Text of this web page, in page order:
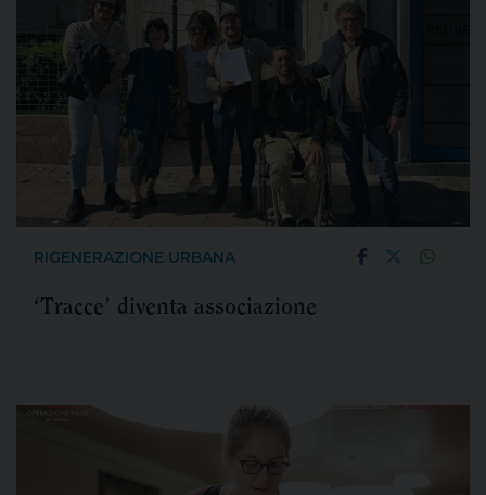
RIGENERAZIONE URBANA
‘Tracce’ diventa associazione